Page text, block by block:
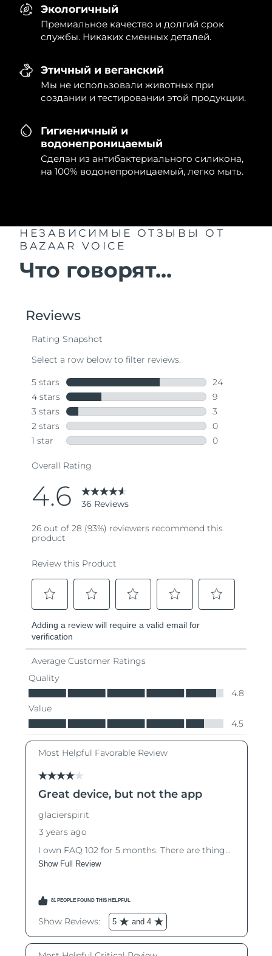
Экологичный
Премиальное качество и долгий срок
службы. Никаких сменных деталей.
Этичный и веганский
Мы не использовали животных при
создании и тестировании этой продукции.
Гигиеничный и
водонепроницаемый
Сделан из антибактериального силикона,
на 100% водонепроницаемый, легко мыть.
НЕЗАВИСИМЫЕ ОТЗЫВЫ
ОТ
BAZAAR VOICE
Что говорят...